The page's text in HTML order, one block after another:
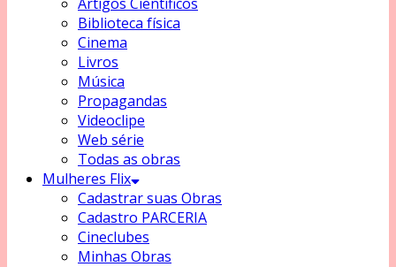
Biblioteca física
Cinema
Livros
Música
Propagandas
Videoclipe
Web série
Todas as obras
Mulheres Flix
Cadastrar suas Obras
Cadastro PARCERIA
Cineclubes
Minhas Obras